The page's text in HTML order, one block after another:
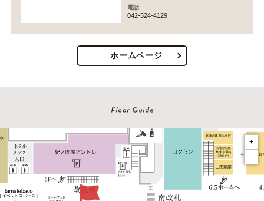
電話
042-524-4129
ホームページ
+
-